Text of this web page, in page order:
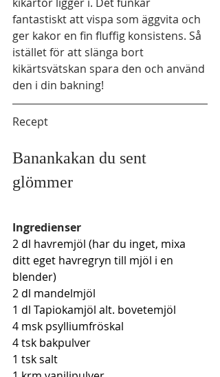
fantastiskt att vispa som äggvita och
ger kakor en fin fluffig konsistens. Så
istället för att slänga bort
kikärtsvätskan spara den och använd
den i din bakning!
Recept
Banankakan du sent
glömmer
Ingredienser
2 dl havremjöl (har du inget, mixa
ditt eget havregryn till mjöl i en
blender)
2 dl mandelmjöl
1 dl Tapiokamjöl alt. bovetemjöl
4 msk psylliumfröskal
4 tsk bakpulver
1 tsk salt